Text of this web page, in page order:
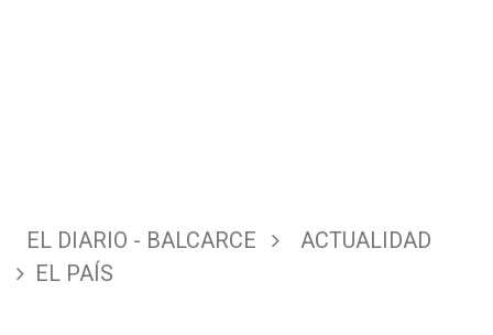
EL DIARIO - BALCARCE
ACTUALIDAD
EL PAÍS